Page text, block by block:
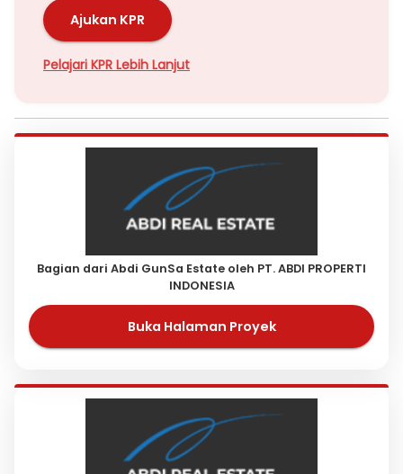
Ajukan KPR
Pelajari KPR Lebih Lanjut
Bagian dari Abdi GunSa Estate oleh PT. ABDI PROPERTI
INDONESIA
Buka Halaman Proyek